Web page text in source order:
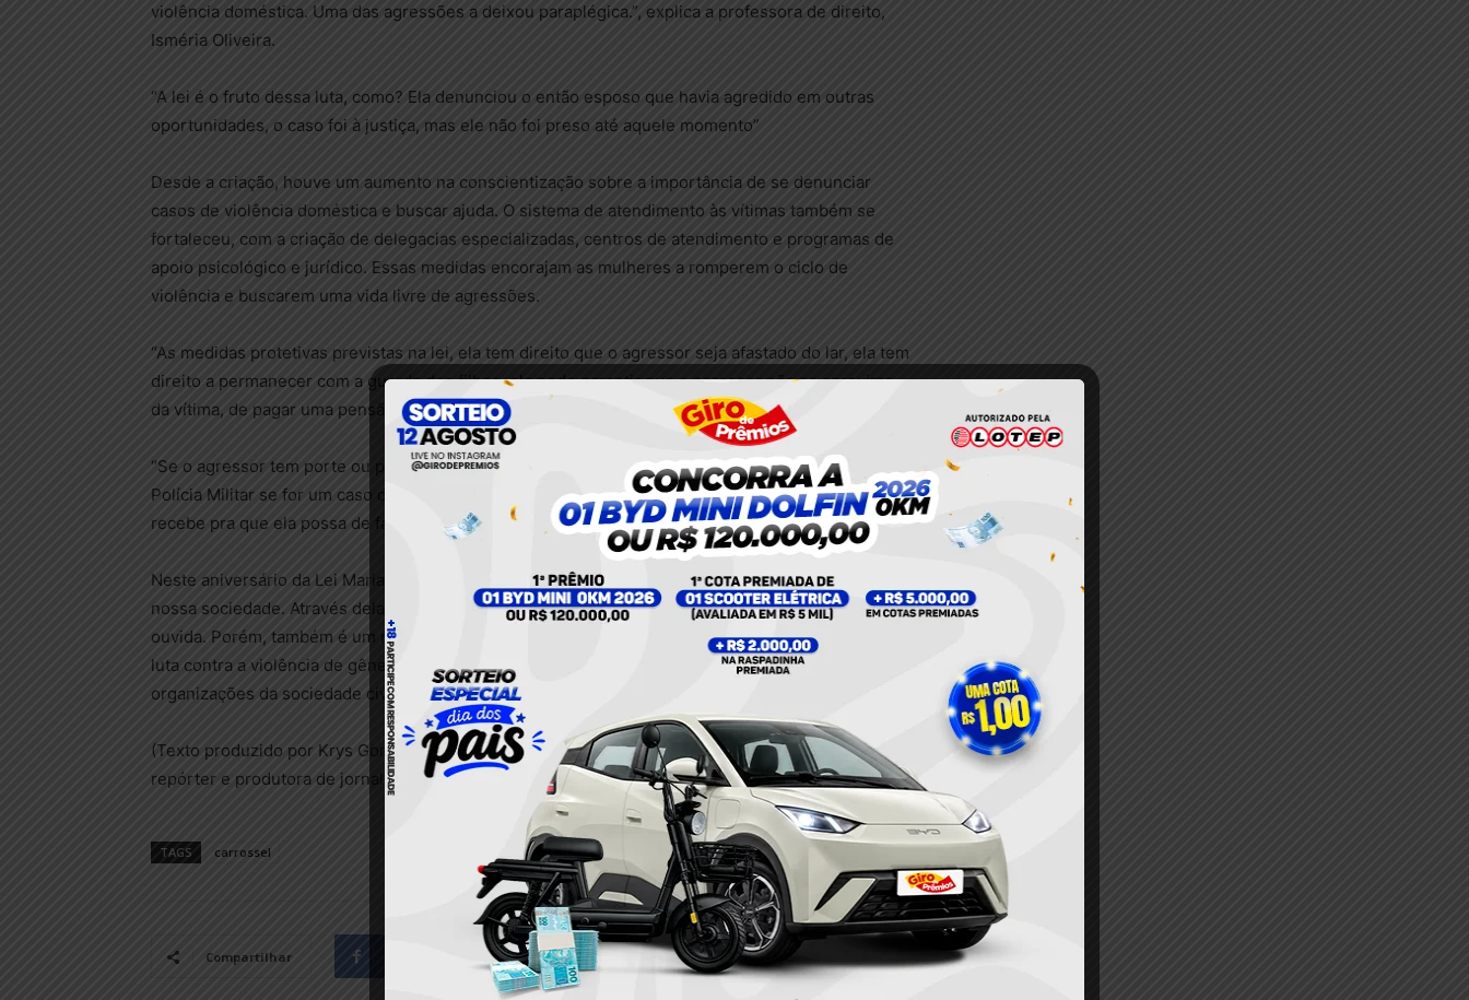
violência doméstica. Uma das agressões a deixou paraplégica.”, explica a professora de direito,
Isméria Oliveira.
“A lei é o fruto dessa luta, como? Ela denunciou o então esposo que havia agredido em outras
oportunidades, o caso foi à justiça, mas ele não foi preso até aquele momento”
Desde a criação, houve um aumento na conscientização sobre a importância de se denunciar
casos de violência doméstica e buscar ajuda. O sistema de atendimento às vítimas também se
fortaleceu, com a criação de delegacias especializadas, centros de atendimento e programas de
apoio psicológico e jurídico. Essas medidas encorajam as mulheres a romperem o ciclo de
violência e buscarem uma vida livre de agressões.
“As medidas protetivas previstas na lei, ela tem direito que o agressor seja afastado do lar, ela tem
direito a permanecer com a guarda dos filhos, ela pode garantir que o agressor não se aproxime
da vítima, de pagar uma pensão.”, afirma Isméria Oliveira.
“Se o agressor tem porte ou posse de arma, ele pode perder. Ele pode ser retirado do lar pela
Polícia Militar se for um caso de urgência. Então, há uma série de amparos que essa mulher
recebe pra que ela possa de fato conseguir fazer a denúncia e se reestabelecer”
Neste aniversário da Lei Maria da Penha, é preciso reconhecer a importância desta legislação em
nossa sociedade. Através dela, muitas vidas foram salvas, e a voz das mulheres agredidas foi
ouvida. Porém, também é um momento para refletir sobre os passos que ainda precisamos dar. A
luta contra a violência de gênero é um compromisso coletivo que envolve o governo, instituições,
organizações da sociedade civil e cada indivíduo.
(Texto produzido por Krys Gomes, participante do quadro “Repórter Escola”, com auxílio da
repórter e produtora de jornalismo, Athaynara Farias)
TAGS carrossel
Compartilhar Twitter Pinterest